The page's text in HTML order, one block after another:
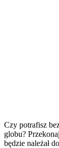
Czy potrafisz
globu?
będzie należał